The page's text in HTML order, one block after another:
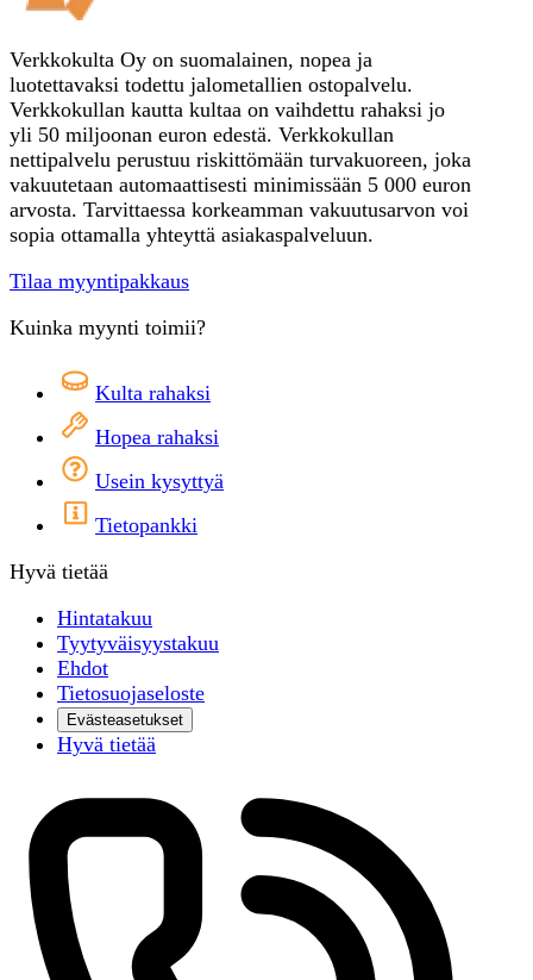
Verkkokulta Oy on suomalainen, nopea ja
luotettavaksi todettu jalometallien ostopalvelu.
Verkkokullan kautta kultaa on vaihdettu rahaksi jo
yli 50 miljoonan euron edestä. Verkkokullan
nettipalvelu perustuu riskittömään turvakuoreen, joka
vakuutetaan automaattisesti minimissään 5 000 euron
arvosta. Tarvittaessa korkeamman vakuutusarvon voi
sopia ottamalla yhteyttä asiakaspalveluun.
Tilaa myyntipakkaus
Kuinka myynti toimii?
Kulta rahaksi
Hopea rahaksi
Usein kysyttyä
Tietopankki
Hyvä tietää
Hintatakuu
Tyytyväisyystakuu
Ehdot
Tietosuojaseloste
Evästeasetukset
Hyvä tietää